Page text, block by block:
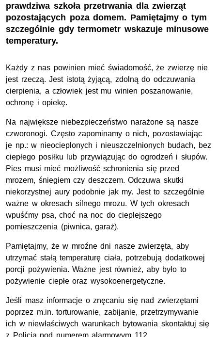
prawdziwa szkoła przetrwania dla zwierząt
pozostających poza domem. Pamiętajmy o tym
szczególnie gdy termometr wskazuje minusowe
temperatury.
Każdy z nas powinien mieć świadomość, że zwierzę nie
jest rzeczą. Jest istotą żyjącą, zdolną do odczuwania
cierpienia, a człowiek jest mu winien poszanowanie,
ochronę i opiekę.
Na największe niebezpieczeństwo narażone są nasze
czworonogi. Często zapominamy o nich, pozostawiając
je np.: w nieocieplonych i nieuszczelnionych budach, bez
ciepłego posiłku lub przywiązując do ogrodzeń i słupów.
Pies musi mieć możliwość schronienia się przed
mrozem, śniegiem czy deszczem. Odczuwa skutki
niekorzystnej aury podobnie jak my. Jest to szczególnie
ważne w okresach silnego mrozu. W tych okresach
wpuśćmy psa, choć na noc do cieplejszego
pomieszczenia (piwnica, garaż).
Pamiętajmy, że w mroźne dni nasze zwierzęta, aby
utrzymać stałą temperaturę ciała, potrzebują dodatkowej
porcji pożywienia. Ważne jest również, aby było to
pożywienie ciepłe oraz wysokoenergetyczne.
Jeśli masz informacje o znęcaniu się nad zwierzętami
poprzez m.in. torturowanie, zabijanie, przetrzymywanie
ich w niewłaściwych warunkach bytowania skontaktuj się
z Policją pod numerem alarmowym 112.